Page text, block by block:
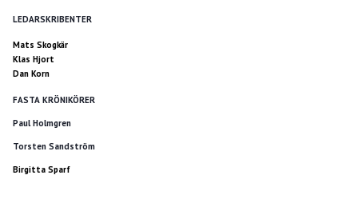
LEDARSKRIBENTER
Mats Skogkär
Klas Hjort
Dan Korn
FASTA KRÖNIKÖRER
Paul Holmgren
Torsten Sandström
Birgitta Sparf